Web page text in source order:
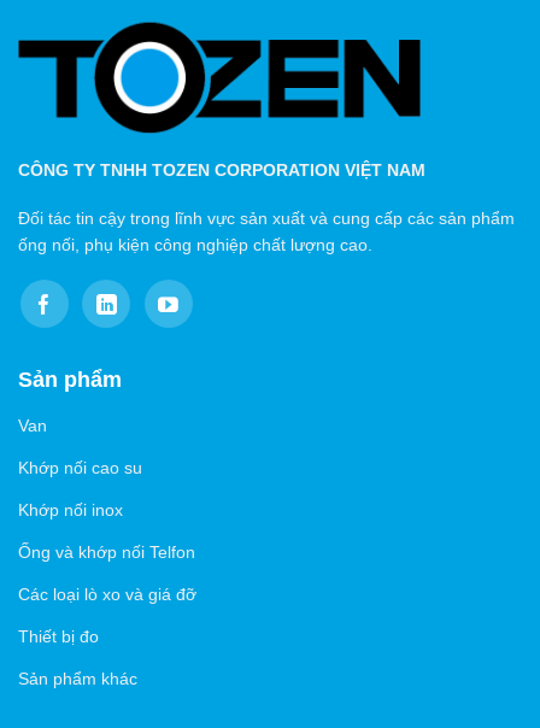
CÔNG TY TNHH TOZEN CORPORATION VIỆT NAM
Đối tác tin cậy trong lĩnh vực sản xuất và cung cấp các sản phẩm
ống nối, phụ kiện công nghiệp chất lượng cao.
Sản phẩm
Van
Khớp nối cao su
Khớp nối inox
Ống và khớp nối Telfon
Các loại lò xo và giá đỡ
Thiết bị đo
Sản phẩm khác